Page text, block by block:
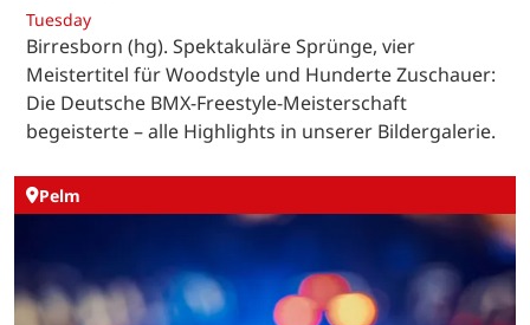
Tuesday
Birresborn (hg). Spektakuläre Sprünge, vier
Meistertitel für Woodstyle und Hunderte Zuschauer:
Die Deutsche BMX-Freestyle-Meisterschaft
begeisterte – alle Highlights in unserer Bildergalerie.
Pelm